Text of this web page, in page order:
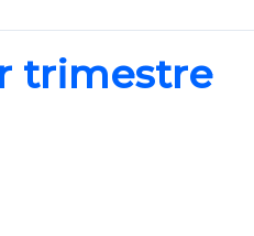
trimestre